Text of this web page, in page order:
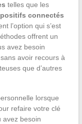
telles que les
connectés
l’option qui s’est
offrent un
avez besoin
avoir recours à
que d’autres
lorsque
refaire votre clé
avez besoin